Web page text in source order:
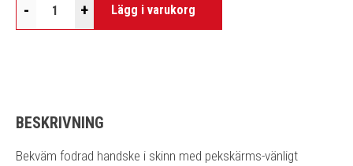
- + Lägg i varukorg
BESKRIVNING
Bekväm fodrad handske i skinn med pekskärms-vänligt